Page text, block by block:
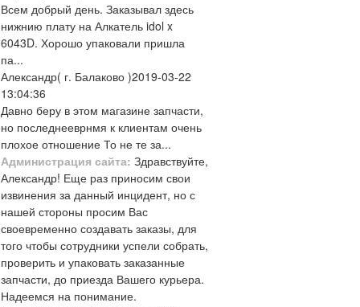
Всем добрый день. Заказывал здесь
нижнию плату на Алкатель idol x
6043D. Хорошо упаковали пришла
па...
Александр( г. Балаково )2019-03-22
13:04:36
Давно беру в этом магазине запчасти,
но последнееврнмя к клиентам очень
плохое отношение То не те за...
Администрация сайта: Здравствуйте,
Александр! Еще раз приносим свои
извинения за данный инцидент, но с
нашей стороны просим Вас
своевременно создавать заказы, для
того чтобы сотрудники успели собрать,
проверить и упаковать заказанные
запчасти, до приезда Вашего курьера.
Надеемся на понимание.